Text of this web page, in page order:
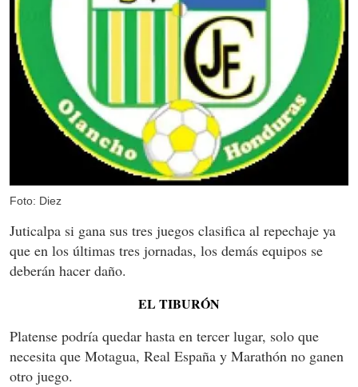
Foto: Diez
Juticalpa si gana sus tres juegos clasifica al repechaje ya
que en los últimas tres jornadas, los demás equipos se
deberán hacer daño.
EL TIBURÓN
Platense podría quedar hasta en tercer lugar, solo que
necesita que Motagua, Real España y Marathón no ganen
otro juego.